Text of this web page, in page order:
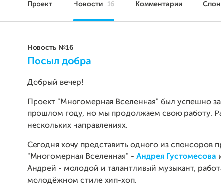
Проект Новости 16 Комментарии
Новость №16
Посыл добра
Добрый вечер!
Проект "Многомерная Вселенная" был успешно
прошлом году, но мы продолжаем свою работу.
нескольких направлениях.
Сегодня хочу представить одного из спонсоров
"Многомерная Вселенная" - Андрея Густомесова
Андрей - молодой и талантливый музыкант,
молодёжном стиле хип-хоп.